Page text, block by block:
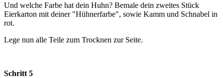
Und welche Farbe hat dein Huhn? Bemale dein zweites Stück
Eierkarton mit deiner "Hühnerfarbe", sowie Kamm und Schnabel in
rot.
Lege nun alle Teile zum Trocknen zur Seite.
Schritt 5